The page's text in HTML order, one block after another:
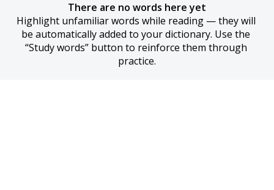
There are no words here yet
Highlight unfamiliar words while reading — they will
be automatically added to your dictionary. Use the
“Study words” button to reinforce them through
practice.